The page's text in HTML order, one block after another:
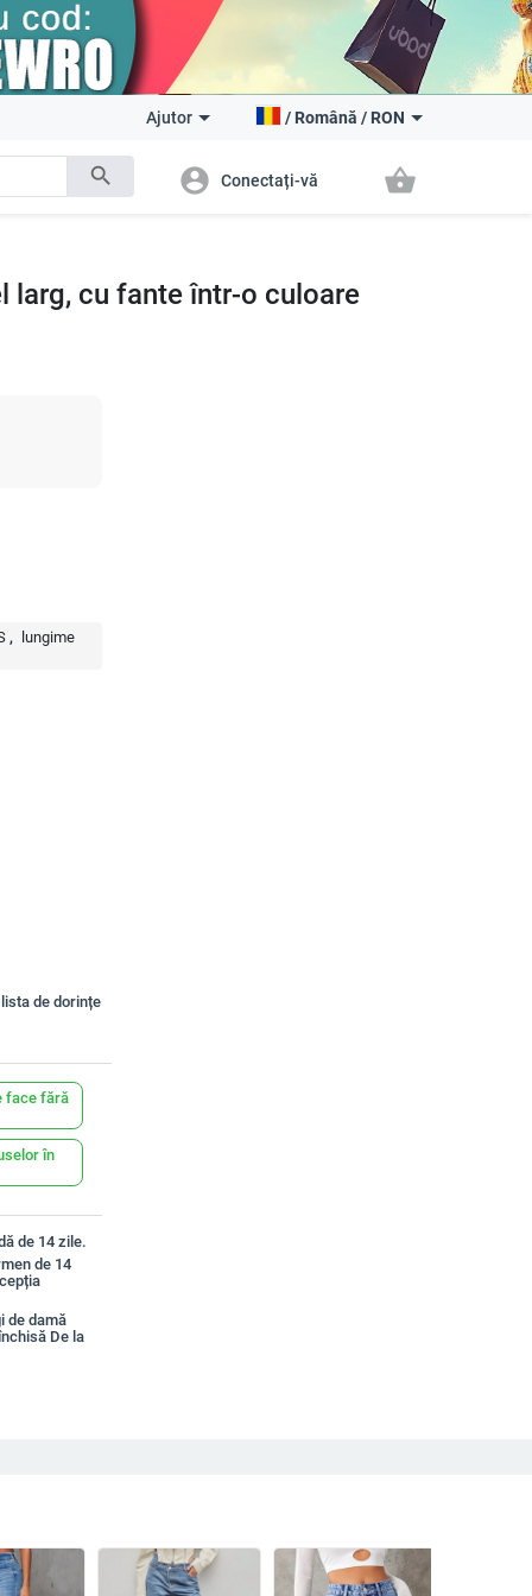
search
Ajutor / Română / RON
account_circle Conectați-vă shopping_basket
larg, cu fante într-o culoare
lungime
de dorințe
face fără
în
de 14 zile.
de 14
de damă
De la